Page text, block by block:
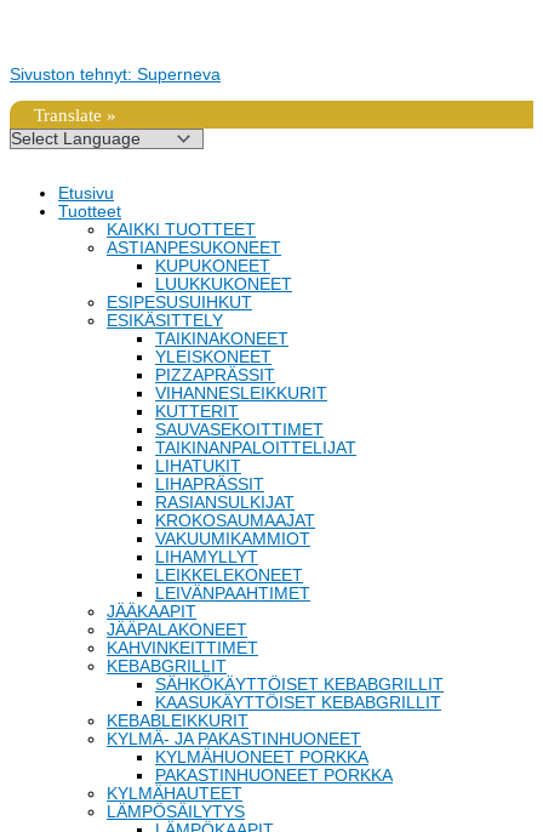
Sivuston tehnyt: Superneva
Translate »
Etusivu
Tuotteet
KAIKKI TUOTTEET
ASTIANPESUKONEET
KUPUKONEET
LUUKKUKONEET
ESIPESUSUIHKUT
ESIKÄSITTELY
TAIKINAKONEET
YLEISKONEET
PIZZAPRÄSSIT
VIHANNESLEIKKURIT
KUTTERIT
SAUVASEKOITTIMET
TAIKINANPALOITTELIJAT
LIHATUKIT
LIHAPRÄSSIT
RASIANSULKIJAT
KROKOSAUMAAJAT
VAKUUMIKAMMIOT
LIHAMYLLYT
LEIKKELEKONEET
LEIVÄNPAAHTIMET
JÄÄKAAPIT
JÄÄPALAKONEET
KAHVINKEITTIMET
KEBABGRILLIT
SÄHKÖKÄYTTÖISET KEBABGRILLIT
KAASUKÄYTTÖISET KEBABGRILLIT
KEBABLEIKKURIT
KYLMÄ- JA PAKASTINHUONEET
KYLMÄHUONEET PORKKA
PAKASTINHUONEET PORKKA
KYLMÄHAUTEET
LÄMPÖSÄILYTYS